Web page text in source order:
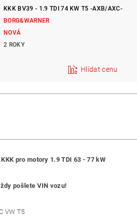
KKK BV39 - 1.9 TDI 74 KW T5 -AXB/AXC-
BORG&WARNER
NOVÁ
2 ROKY
Hlídat cenu
pro motory 1.9 TDI 63 - 77 kW
pošlete VIN vozu!
VW T5